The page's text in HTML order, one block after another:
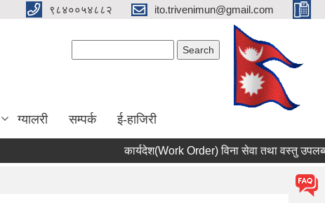
९८४००५४८८२ ito.trivenimun@gmail.com
ग्यालरी सम्पर्क ई-हाजिरी
कार्यदेश(Work Order) विना सेवा तथा वस्तु उपलब्ध